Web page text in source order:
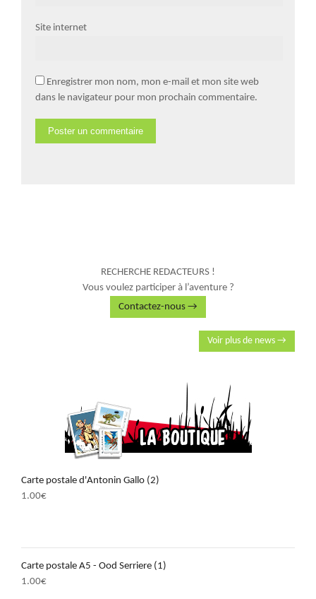
Site internet
Enregistrer mon nom, mon e-mail et mon site web
dans le navigateur pour mon prochain commentaire.
RECHERCHE REDACTEURS !
Vous voulez participer à l’aventure ?
Contactez-nous →
Voir plus de news →
Carte postale d'Antonin Gallo (2)
1.00€
Carte postale A5 - Ood Serriere (1)
1.00€